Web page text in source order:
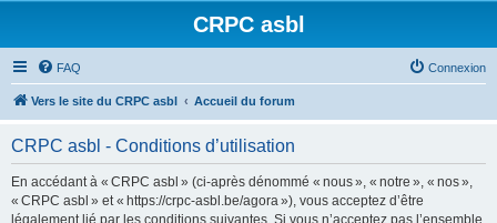
CRPC asbl
FAQ Connexion
Vers le site du CRPC asbl Accueil du forum
CRPC asbl - Conditions d’utilisation
En accédant à « CRPC asbl » (ci-après dénommé « nous », « notre », « nos »,
« CRPC asbl » et « https://crpc-asbl.be/agora »), vous acceptez d’être
légalement lié par les conditions suivantes. Si vous n’acceptez pas l’ensemble